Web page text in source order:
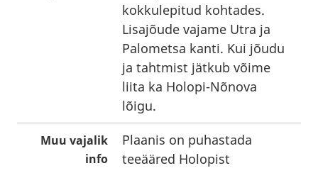
kokkulepitud kohtades.
Lisajõude vajame Utra ja
Palometsa kanti. Kui jõudu
ja tahtmist jätkub võime
liita ka Holopi-Nõnova
lõigu.
Muu vajalik
info
Plaanis on puhastada
teeääred Holopist